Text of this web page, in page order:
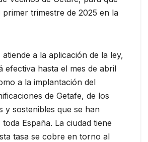
trimestre de 2025 en la
atiende a la aplicación de la ley,
efectiva hasta el mes de abril
a la implantación del
de Getafe, de los
y sostenibles que se han
España. La ciudad tiene
tasa se cobre en torno al